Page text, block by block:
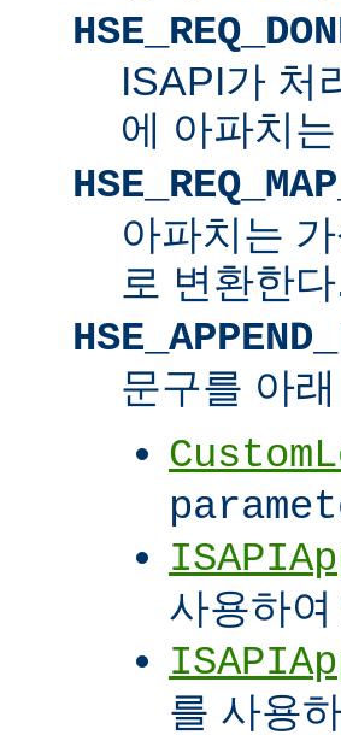
ISAPI가 처
에 아파치
아파치는
로 변환한
문구를 아
사용하여
를 사용